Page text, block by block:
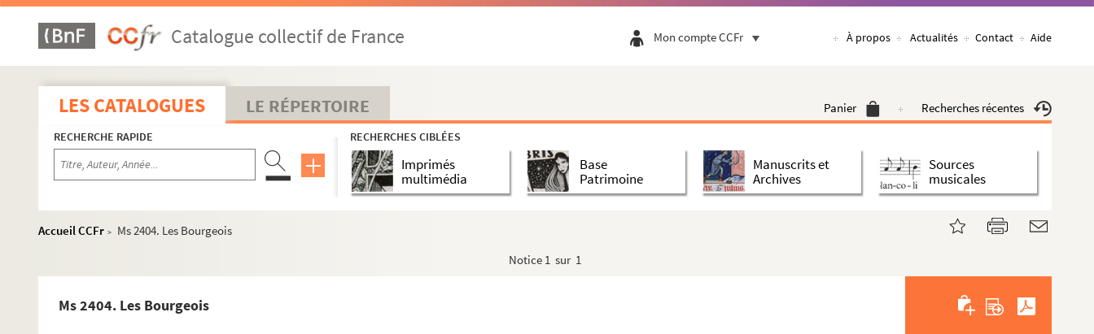
Catalogue collectif de France Mon compte CCFr À propos Actualités Contact Aide
LES CATALOGUES LE RÉPERTOIRE Panier Recherches récentes
RECHERCHE RAPIDE RECHERCHES CIBLÉES
Imprimés
multimédia
Base
Patrimoine
Manuscrits et
Archives
Sources
musicales
Accueil CCFr >
Ms 2404. Les Bourgeois
Notice 1 sur 1
Ms 2404. Les Bourgeois